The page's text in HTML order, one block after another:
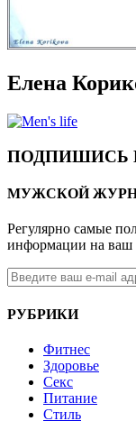
Елена
ПОДПИШИСЬ
МУЖСКОЙ
Регулярно самые
информации на
РУБРИКИ
Фитнес
Здоровье
Секс
Питание
Стиль